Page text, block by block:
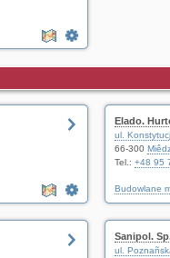
Elado.
ul.
66-300
Tel.: +48 95
Budowlane
Sanipol.
ul.